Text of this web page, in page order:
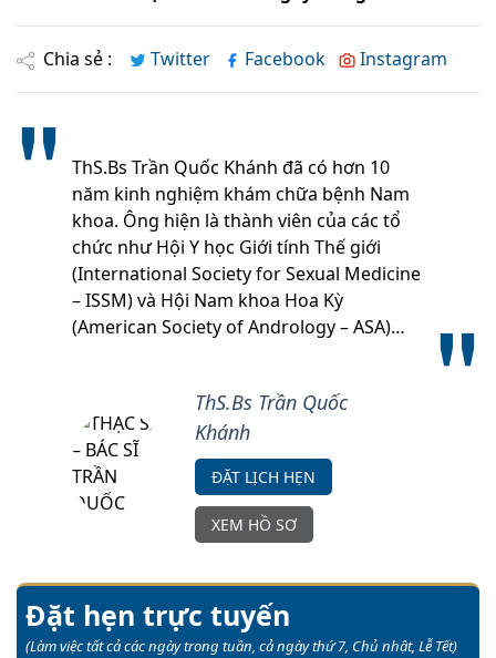
Chia sẻ : Twitter Facebook Instagram
ThS.Bs Trần Quốc Khánh đã có hơn 10
năm kinh nghiệm khám chữa bệnh Nam
khoa. Ông hiện là thành viên của các tổ
chức như Hội Y học Giới tính Thế giới
(International Society for Sexual Medicine
– ISSM) và Hội Nam khoa Hoa Kỳ
(American Society of Andrology – ASA)…
ThS.Bs Trần Quốc
Khánh
ĐẶT LỊCH HẸN
XEM HỒ SƠ
Đặt hẹn trực tuyến
(Làm việc tất cả các ngày trong tuần, cả ngày thứ 7, Chủ nhật, Lễ Tết)